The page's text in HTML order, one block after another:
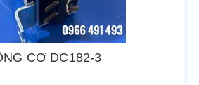
CƠ DC182-3